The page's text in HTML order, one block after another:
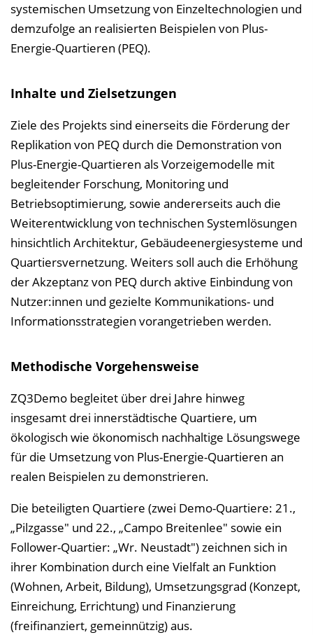
systemischen Umsetzung von Einzeltechnologien und
demzufolge an realisierten Beispielen von Plus-
Energie-Quartieren (PEQ).
Inhalte und Zielsetzungen
Ziele des Projekts sind einerseits die Förderung der
Replikation von PEQ durch die Demonstration von
Plus-Energie-Quartieren als Vorzeigemodelle mit
begleitender Forschung, Monitoring und
Betriebsoptimierung, sowie andererseits auch die
Weiterentwicklung von technischen Systemlösungen
hinsichtlich Architektur, Gebäudeenergiesysteme und
Quartiersvernetzung. Weiters soll auch die Erhöhung
der Akzeptanz von PEQ durch aktive Einbindung von
Nutzer:innen und gezielte Kommunikations- und
Informationsstrategien vorangetrieben werden.
Methodische Vorgehensweise
ZQ3Demo begleitet über drei Jahre hinweg
insgesamt drei innerstädtische Quartiere, um
ökologisch wie ökonomisch nachhaltige Lösungswege
für die Umsetzung von Plus-Energie-Quartieren an
realen Beispielen zu demonstrieren.
Die beteiligten Quartiere (zwei Demo-Quartiere: 21.,
„Pilzgasse" und 22., „Campo Breitenlee" sowie ein
Follower-Quartier: „Wr. Neustadt") zeichnen sich in
ihrer Kombination durch eine Vielfalt an Funktion
(Wohnen, Arbeit, Bildung), Umsetzungsgrad (Konzept,
Einreichung, Errichtung) und Finanzierung
(freifinanziert, gemeinnützig) aus.